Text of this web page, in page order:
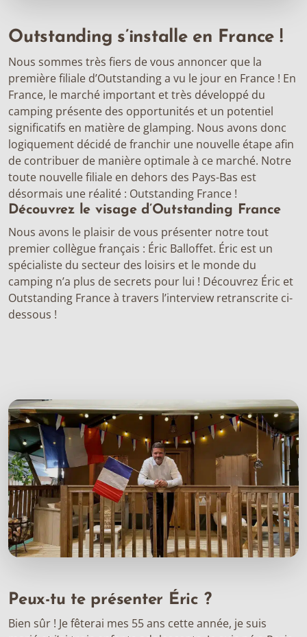
Outstanding s’installe en France !
Nous sommes très fiers de vous annoncer que la
première filiale d’Outstanding a vu le jour en France ! En
France, le marché important et très développé du
camping présente des opportunités et un potentiel
significatifs en matière de glamping. Nous avons donc
logiquement décidé de franchir une nouvelle étape afin
de contribuer de manière optimale à ce marché. Notre
toute nouvelle filiale en dehors des Pays-Bas est
désormais une réalité : Outstanding France !
Découvrez le visage d’Outstanding France
Nous avons le plaisir de vous présenter notre tout
premier collègue français : Éric Balloffet. Éric est un
spécialiste du secteur des loisirs et le monde du
camping n’a plus de secrets pour lui ! Découvrez Éric et
Outstanding France à travers l’interview retranscrite ci-
dessous !
Peux-tu te présenter Éric ?
Bien sûr ! Je fêterai mes 55 ans cette année, je suis